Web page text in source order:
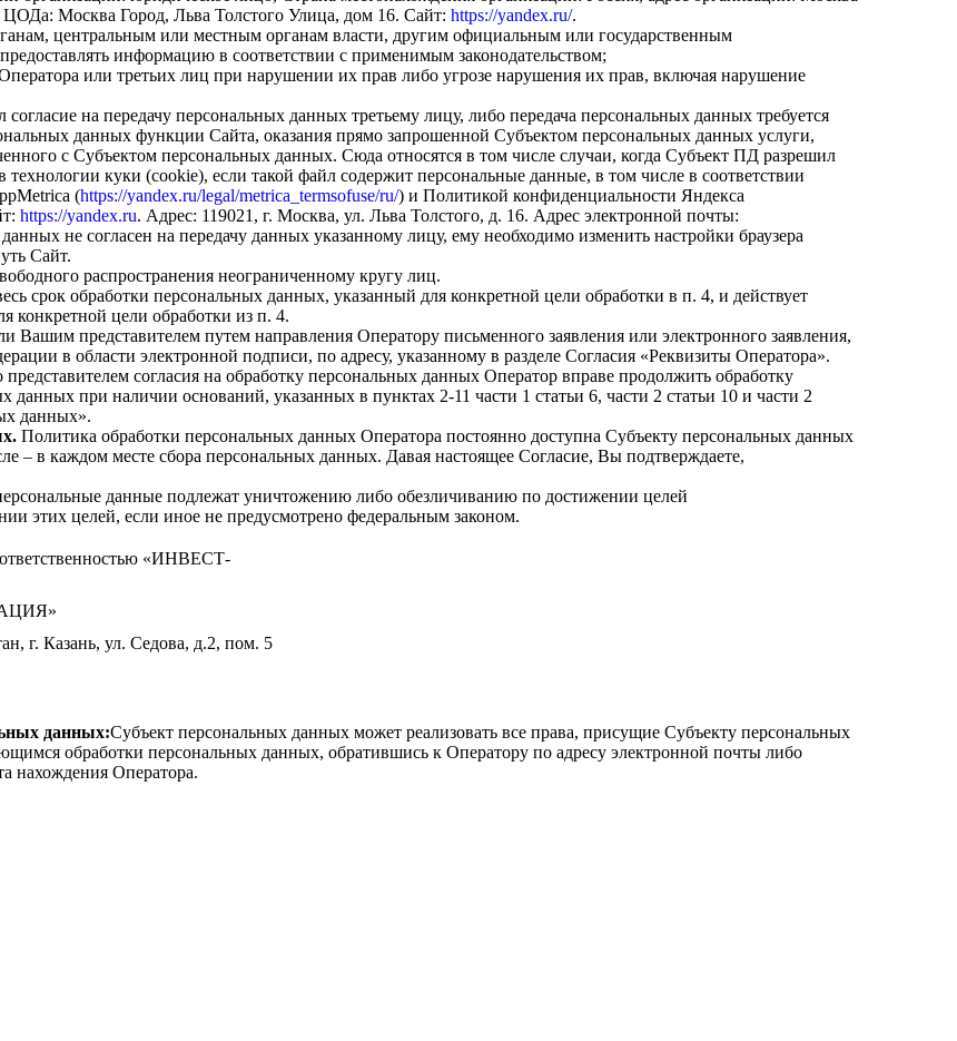
ЦОДа: Москва Город, Льва Толстого Улица, дом 16. Сайт: https://yandex.ru/.
центральным или местным органам власти, другим официальным или государственным
информацию в соответствии с применимым законодательством;
или третьих лиц при нарушении их прав либо угрозе нарушения их прав, включая нарушение
на передачу персональных данных третьему лицу, либо передача персональных данных требуется
данных функции Сайта, оказания прямо запрошенной Субъектом персональных данных услуги,
с Субъектом персональных данных. Сюда относятся в том числе случаи, когда Субъект ПД разрешил
технологии куки (cookie), если такой файл содержит персональные данные, в том числе в соответствии
(https://yandex.ru/legal/metrica_termsofuse/ru/) и Политикой конфиденциальности Яндекса
https://yandex.ru. Адрес: 119021, г. Москва, ул. Льва Толстого, д. 16. Адрес электронной почты:
не согласен на передачу данных указанному лицу, ему необходимо изменить настройки браузера
Сайт.
распространения неограниченному кругу лиц.
срок обработки персональных данных, указанный для конкретной цели обработки в п. 4, и действует
конкретной цели обработки из п. 4.
Вашим представителем путем направления Оператору письменного заявления или электронного заявления,
в области электронной подписи, по адресу, указанному в разделе Согласия «Реквизиты Оператора».
согласия на обработку персональных данных Оператор вправе продолжить обработку
данных при наличии оснований, указанных в пунктах 2-11 части 1 статьи 6, части 2 статьи 10 и части 2
данных».
Политика обработки персональных данных Оператора постоянно доступна Субъекту персональных данных
– в каждом месте сбора персональных данных. Давая настоящее Согласие, Вы подтверждаете,
данные подлежат уничтожению либо обезличиванию по достижении целей
этих целей, если иное не предусмотрено федеральным законом.
«ИНВЕСТ‐
г. Казань, ул. Седова, д.2, пом. 5
данных:Субъект персональных данных может реализовать все права, присущие Субъекту персональных
обработки персональных данных, обратившись к Оператору по адресу электронной почты либо
нахождения Оператора.